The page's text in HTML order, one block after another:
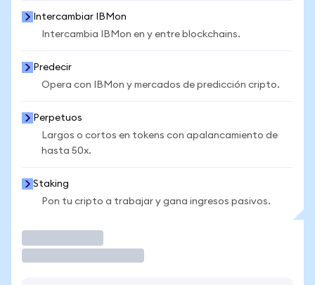
Intercambiar IBMon
Intercambia IBMon en y entre blockchains.
Predecir
Opera con IBMon y mercados de predicción cripto.
Perpetuos
Largos o cortos en tokens con apalancamiento de
hasta 50x.
Staking
Pon tu cripto a trabajar y gana ingresos pasivos.